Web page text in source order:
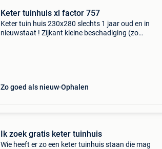
Keter tuinhuis xl factor 757
Keter tuin huis 230x280 slechts 1 jaar oud en in
nieuwstaat ! Zijkant kleine beschadiging (zo
Zo goed als nieuw Ophalen
Ik zoek gratis keter tuinhuis
Wie heeft er zo een keter tuinhuis staan die mag